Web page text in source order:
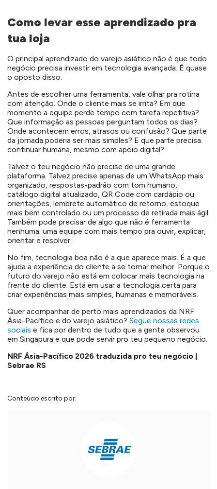
Como levar esse aprendizado pra
tua loja
O principal aprendizado do varejo asiático não é que todo
negócio precisa investir em tecnologia avançada. É quase
o oposto disso.
Antes de escolher uma ferramenta, vale olhar pra rotina
com atenção. Onde o cliente mais se irrita? Em que
momento a equipe perde tempo com tarefa repetitiva?
Que informação as pessoas perguntam todos os dias?
Onde acontecem erros, atrasos ou confusão? Que parte
da jornada poderia ser mais simples? E que parte precisa
continuar humana, mesmo com apoio digital?
Talvez o teu negócio não precise de uma grande
plataforma. Talvez precise apenas de um WhatsApp mais
organizado, respostas-padrão com tom humano,
catálogo digital atualizado, QR Code com cardápio ou
orientações, lembrete automático de retorno, estoque
mais bem controlado ou um processo de retirada mais ágil.
Também pode precisar de algo que não é ferramenta
nenhuma: uma equipe com mais tempo pra ouvir, explicar,
orientar e resolver.
No fim, tecnologia boa não é a que aparece mais. É a que
ajuda a experiência do cliente a se tornar melhor. Porque o
futuro do varejo não está em colocar mais tecnologia na
frente do cliente. Está em usar a tecnologia certa para
criar experiências mais simples, humanas e memoráveis.
Quer acompanhar de perto mais aprendizados da NRF
Ásia-Pacífico e do varejo asiático? Segue nossas redes
sociais e fica por dentro de tudo que a gente observou
em Singapura e que pode servir pro teu pequeno negócio.
NRF Ásia-Pacífico 2026 traduzida pro teu negócio |
Sebrae RS
Conteúdo escrito por: